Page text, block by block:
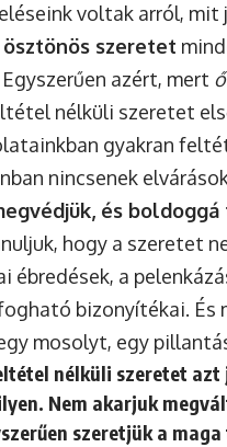
voltak arról,
szeretet
azért, mert
nélküli szeretet
gyakran
nincsenek
és boldoggá
hogy a szeretet
ébredések, a
bizonyítékai. És
mosolyt, egy
nélküli szeretet
Nem akarjuk
szeretjük a